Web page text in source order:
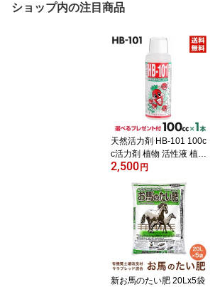
ショップ内の注目商品
天然活力剤 HB-101 100c
c活力剤 植物 活性液 植物
活力剤 100ml フローラ H
剤 安全 農家 農園 家庭菜
園 園芸 ガーデニング 有
機栽培 フローラ101 Flor
a 洋ラン 全植物【送料無
料・代引手数料無料】
【プレゼント付】【WEB
領収書発行可】
2,500 円
新お馬のたい肥 20Lx5袋